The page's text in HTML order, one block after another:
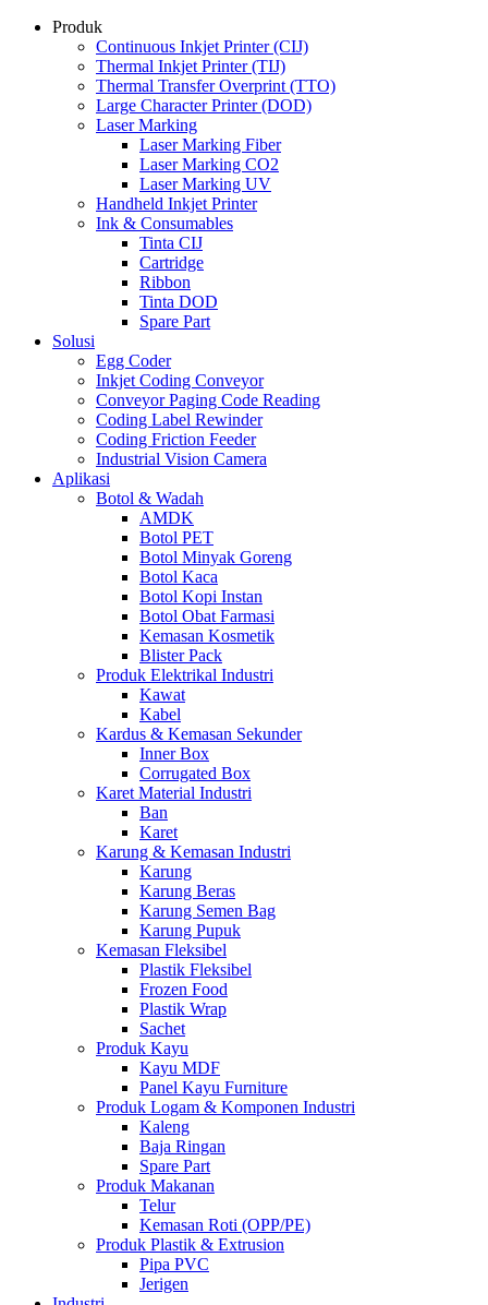
Produk
Continuous Inkjet Printer (CIJ)
Thermal Inkjet Printer (TIJ)
Thermal Transfer Overprint (TTO)
Large Character Printer (DOD)
Laser Marking
Laser Marking Fiber
Laser Marking CO2
Laser Marking UV
Handheld Inkjet Printer
Ink & Consumables
Tinta CIJ
Cartridge
Ribbon
Tinta DOD
Spare Part
Solusi
Egg Coder
Inkjet Coding Conveyor
Conveyor Paging Code Reading
Coding Label Rewinder
Coding Friction Feeder
Industrial Vision Camera
Aplikasi
Botol & Wadah
AMDK
Botol PET
Botol Minyak Goreng
Botol Kaca
Botol Kopi Instan
Botol Obat Farmasi
Kemasan Kosmetik
Blister Pack
Produk Elektrikal Industri
Kawat
Kabel
Kardus & Kemasan Sekunder
Inner Box
Corrugated Box
Karet Material Industri
Ban
Karet
Karung & Kemasan Industri
Karung
Karung Beras
Karung Semen Bag
Karung Pupuk
Kemasan Fleksibel
Plastik Fleksibel
Frozen Food
Plastik Wrap
Sachet
Produk Kayu
Kayu MDF
Panel Kayu Furniture
Produk Logam & Komponen Industri
Kaleng
Baja Ringan
Spare Part
Produk Makanan
Telur
Kemasan Roti (OPP/PE)
Produk Plastik & Extrusion
Pipa PVC
Jerigen